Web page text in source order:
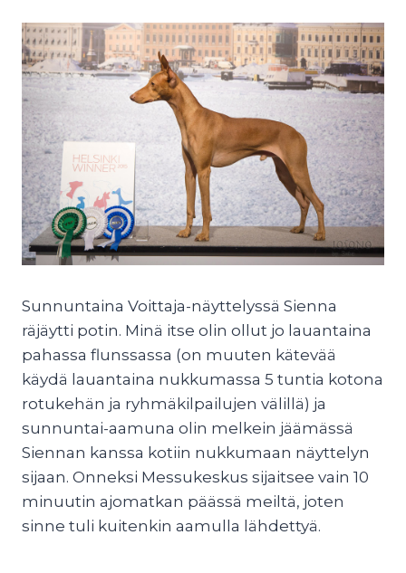
Sunnuntaina Voittaja-näyttelyssä Sienna
räjäytti potin. Minä itse olin ollut jo lauantaina
pahassa flunssassa (on muuten kätevää
käydä lauantaina nukkumassa 5 tuntia kotona
rotukehän ja ryhmäkilpailujen välillä) ja
sunnuntai-aamuna olin melkein jäämässä
Siennan kanssa kotiin nukkumaan näyttelyn
sijaan. Onneksi Messukeskus sijaitsee vain 10
minuutin ajomatkan päässä meiltä, joten
sinne tuli kuitenkin aamulla lähdettyä.